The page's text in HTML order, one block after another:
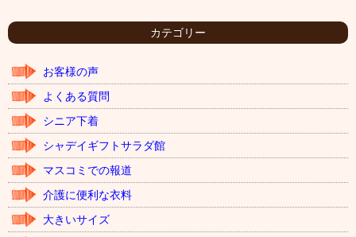
イ
カテゴリー
お客様の声
よくある質問
シニア下着
シャデイギフトサラダ館
マスコミでの報道
介護に便利な衣料
大きいサイズ